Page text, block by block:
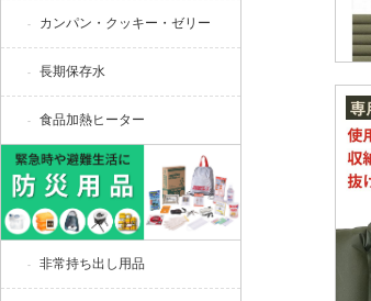
カンパン・クッキー・ゼリー
長期保存水
食品加熱ヒーター
非常持ち出し用品